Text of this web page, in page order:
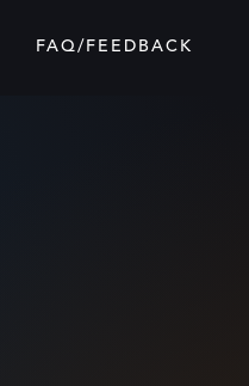
FAQ/FEEDBACK